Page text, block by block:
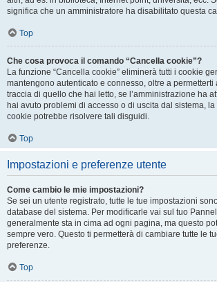
significa che un amministratore ha disabilitato questa
Top
Che cosa provoca il comando “Cancella cookie”?
La funzione “Cancella cookie” eliminerà tutti i cookie
mantengono autenticato e connesso, oltre a permetterti
traccia di quello che hai letto, se l’amministrazione ha
hai avuto problemi di accesso o di uscita dal sistema,
cookie potrebbe risolvere tali disguidi.
Top
Impostazioni e preferenze utente
Come cambio le mie impostazioni?
Se sei un utente registrato, tutte le tue impostazioni
database del sistema. Per modificarle vai sul tuo
generalmente sta in cima ad ogni pagina, ma questo
sempre vero. Questo ti permetterà di cambiare tutte le
preferenze.
Top